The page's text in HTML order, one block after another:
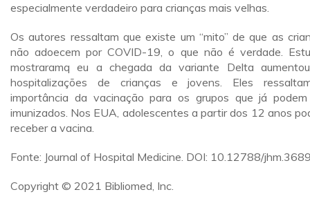
especialmente verdadeiro para crianças mais velhas.
Os autores ressaltam que existe um “mito” de que as
não adoecem por COVID-19, o que não é verdade.
mostraramq eu a chegada da variante Delta
hospitalizações de crianças e jovens. Eles
importância da vacinação para os grupos que já
imunizados. Nos EUA, adolescentes a partir dos 12 anos
receber a vacina.
Fonte: Journal of Hospital Medicine. DOI: 10.12788/
Copyright © 2021 Bibliomed, Inc.